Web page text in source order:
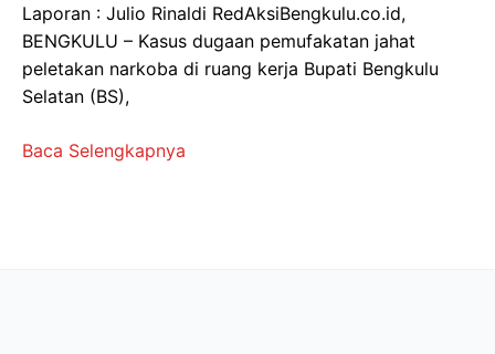
Laporan : Julio Rinaldi RedAksiBengkulu.co.id,
BENGKULU – Kasus dugaan pemufakatan jahat
peletakan narkoba di ruang kerja Bupati Bengkulu
Selatan (BS),
Baca Selengkapnya